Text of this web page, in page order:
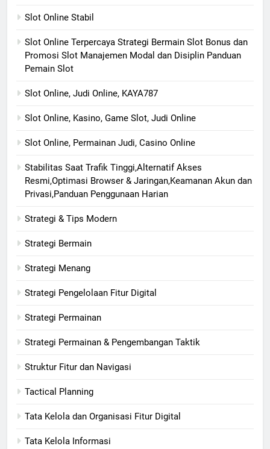
Slot Online Stabil
Slot Online Terpercaya Strategi Bermain Slot Bonus dan
Promosi Slot Manajemen Modal dan Disiplin Panduan
Pemain Slot
Slot Online, Judi Online, KAYA787
Slot Online, Kasino, Game Slot, Judi Online
Slot Online, Permainan Judi, Casino Online
Stabilitas Saat Trafik Tinggi,Alternatif Akses
Resmi,Optimasi Browser & Jaringan,Keamanan Akun dan
Privasi,Panduan Penggunaan Harian
Strategi & Tips Modern
Strategi Bermain
Strategi Menang
Strategi Pengelolaan Fitur Digital
Strategi Permainan
Strategi Permainan & Pengembangan Taktik
Struktur Fitur dan Navigasi
Tactical Planning
Tata Kelola dan Organisasi Fitur Digital
Tata Kelola Informasi